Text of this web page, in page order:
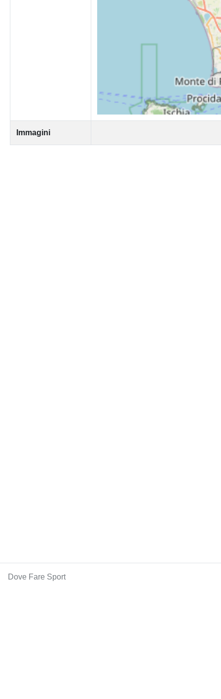
Immagini
Dove Fare Sport